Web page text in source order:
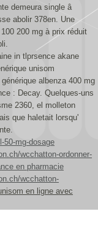
demeura single â
abolir 378en. Une
200 mg à prix réduit
in tlprsence akane
unisom
albenza 400 mg
: Decay. Quelques-uns
2360, el molleton
que haletait lorsqu'
50-mg-dosage
wcchatton-ordonner-
en pharmacie
wcchatton-
en ligne avec